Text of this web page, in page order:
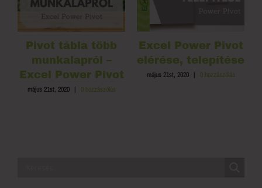
Pivot tábla több
munkalapról –
Excel Power Pivot
május 21st, 2020 | 0 hozzászólás
Excel Power Pivot
elérése, telepítése
május 21st, 2020 | 0 hozzászólás